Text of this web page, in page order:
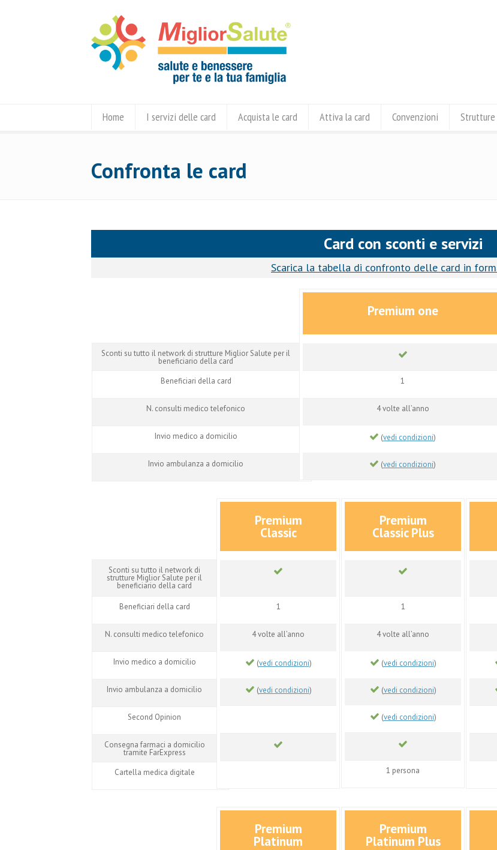
Home I servizi delle card Acquista le card Attiva la card Convenzioni Strutture
Confronta le card
Card con sconti e servizi
Scarica la tabella di confronto delle card in
Sconti su tutto il network di strutture Miglior Salute per il
beneficiario della card
Beneficiari della card
N. consulti medico telefonico
Invio medico a domicilio
Invio ambulanza a domicilio
Premium one
1
4 volte all’anno
(vedi condizioni)
(vedi condizioni)
Sconti su tutto il network di
strutture Miglior Salute per il
beneficiario della card
Beneficiari della card
N. consulti medico telefonico
Invio medico a domicilio
Invio ambulanza a domicilio
Second Opinion
Consegna farmaci a domicilio
tramite FarExpress
Cartella medica digitale
Premium
Classic
1
4 volte all’anno
(vedi condizioni)
(vedi condizioni)
Premium
Classic Plus
1
4 volte all’anno
(vedi condizioni)
(vedi condizioni)
(vedi condizioni)
1 persona
Premium
Platinum
Premium
Platinum Plus